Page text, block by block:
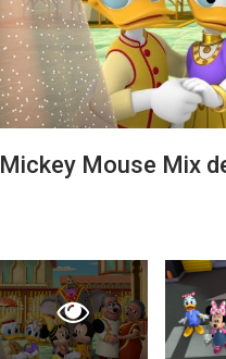
Mickey Mouse Mix